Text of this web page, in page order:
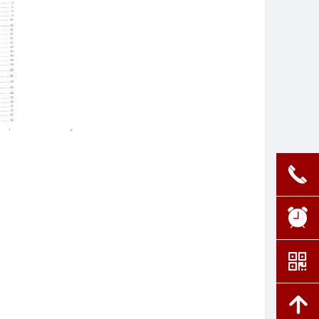
끅
뀥
낃
녕